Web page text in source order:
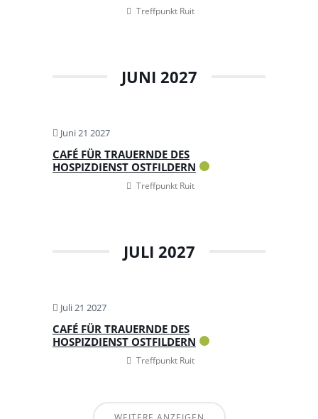
Treffpunkt Ruit
JUNI 2027
Juni 21 2027
CAFÉ FÜR TRAUERNDE DES
HOSPIZDIENST OSTFILDERN
Treffpunkt Ruit
JULI 2027
Juli 21 2027
CAFÉ FÜR TRAUERNDE DES
HOSPIZDIENST OSTFILDERN
Treffpunkt Ruit